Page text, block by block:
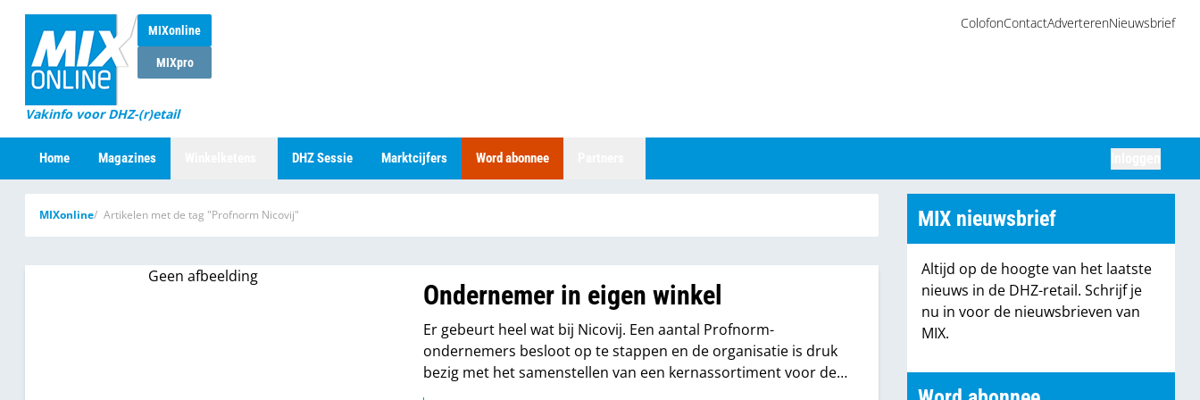
MIXonline
MIXpro
Vakinfo voor DHZ-(r)etail
ColofonContactAdverterenNieuwsbrief
Home Magazines DHZ Sessie Marktcijfers Word abonnee
MIXonline Artikelen met de tag "Profnorm Nicovij"
Geen afbeelding
Ondernemer in eigen winkel
Er gebeurt heel wat bij Nicovij. Een aantal Profnorm-
ondernemers besloot op te stappen en de organisatie is druk
bezig met het samenstellen van een kernassortiment voor de
leden. “De kwaliteit van de ondernemers wordt steeds beter.”
MIX nieuwsbrief
Altijd op de hoogte van het laatste
nieuws in de DHZ-retail. Schrijf je
nu in voor de nieuwsbrieven van
MIX.